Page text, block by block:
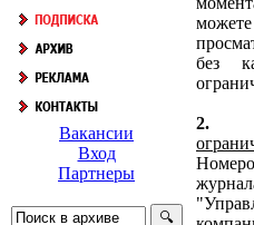
Вакансии
Вход
Партнеры
можете
без
2.